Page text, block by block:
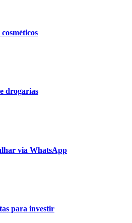
drogarias
via WhatsApp
para investir